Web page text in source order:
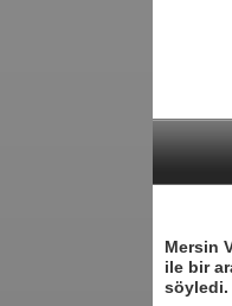
Mersin
ile bir
söyledi.